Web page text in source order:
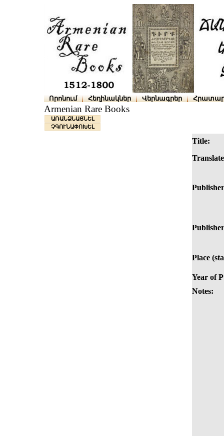
Որոնում Հեղինակներ Վերնագրեր
Armenian Rare Books
ԱՌԱՆՁՆԱՑՆԵԼ
ՉԳՈՒՆԱՓՈԽԵԼ
Title:
Place
Year of
Notes: